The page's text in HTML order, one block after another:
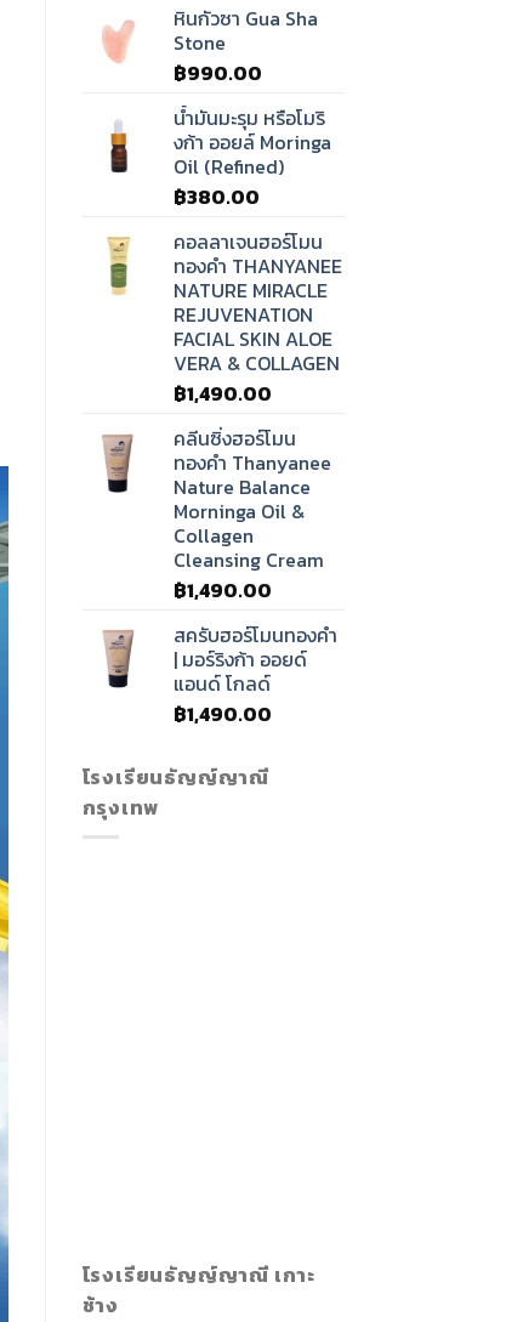
หินกัวซา Gua Sha
Stone
฿990.00
น้ำมันมะรุม หรือโมริ
งก้า ออยล์ Moringa
Oil (Refined)
฿380.00
คอลลาเจนฮอร์โมน
ทองคำ THANYANEE
NATURE MIRACLE
REJUVENATION
FACIAL SKIN ALOE
VERA & COLLAGEN
฿1,490.00
คลีนซิ่งฮอร์โมน
ทองคำ Thanyanee
Nature Balance
Morninga Oil &
Collagen
Cleansing Cream
฿1,490.00
สครับฮอร์โมนทองคำ
| มอร์ริงก้า ออยด์
แอนด์ โกลด์
฿1,490.00
โรงเรียนธัญญ์ญาณี
กรุงเทพ
โรงเรียนธัญญ์ญาณี เกาะ
ช้าง